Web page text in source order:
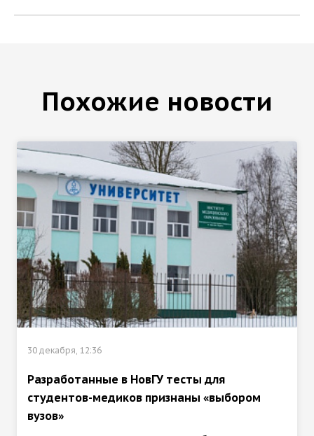
Похожие новости
30 декабря, 12:36
Разработанные в НовГУ тесты для
студентов-медиков признаны «выбором
вузов»